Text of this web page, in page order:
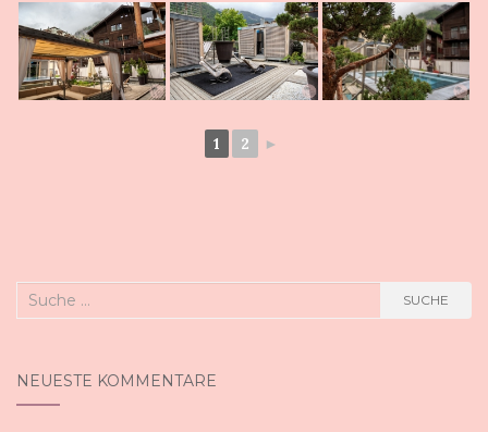
1 2 ►
Suche
SUCHE
NEUESTE KOMMENTARE